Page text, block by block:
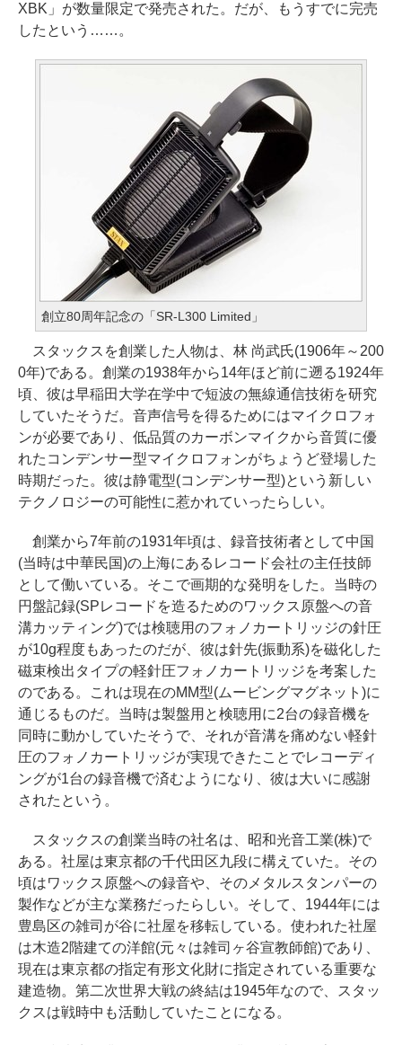
XBK」が数量限定で発売された。だが、もうすでに完売
したという……。
創立80周年記念の「SR-L300 Limited」
スタックスを創業した人物は、林 尚武氏(1906年～200
0年)である。創業の1938年から14年ほど前に遡る1924年
頃、彼は早稲田大学在学中で短波の無線通信技術を研究
していたそうだ。音声信号を得るためにはマイクロフォ
ンが必要であり、低品質のカーボンマイクから音質に優
れたコンデンサー型マイクロフォンがちょうど登場した
時期だった。彼は静電型(コンデンサー型)という新しい
テクノロジーの可能性に惹かれていったらしい。
創業から7年前の1931年頃は、録音技術者として中国
(当時は中華民国)の上海にあるレコード会社の主任技師
として働いている。そこで画期的な発明をした。当時の
円盤記録(SPレコードを造るためのワックス原盤への音
溝カッティング)では検聴用のフォノカートリッジの針圧
が10g程度もあったのだが、彼は針先(振動系)を磁化した
磁束検出タイプの軽針圧フォノカートリッジを考案した
のである。これは現在のMM型(ムービングマグネット)に
通じるものだ。当時は製盤用と検聴用に2台の録音機を
同時に動かしていたそうで、それが音溝を痛めない軽針
圧のフォノカートリッジが実現できたことでレコーディ
ングが1台の録音機で済むようになり、彼は大いに感謝
されたという。
スタックスの創業当時の社名は、昭和光音工業(株)で
ある。社屋は東京都の千代田区九段に構えていた。その
頃はワックス原盤への録音や、そのメタルスタンパーの
製作などが主な業務だったらしい。そして、1944年には
豊島区の雑司が谷に社屋を移転している。使われた社屋
は木造2階建ての洋館(元々は雑司ヶ谷宣教師館)であり、
現在は東京都の指定有形文化財に指定されている重要な
建造物。第二次世界大戦の終結は1945年なので、スタッ
クスは戦時中も活動していたことになる。